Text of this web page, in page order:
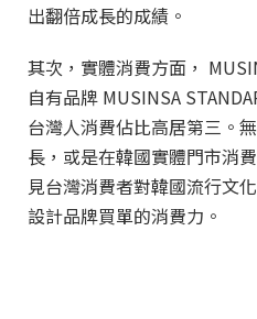
出翻倍成長的成績。
其次，實體消費方面，
自有品牌 MUSINSA
台灣人消費佔比高居第三。
長，或是在韓國實體門市消
見台灣消費者對韓國流行文
設計品牌買單的消費力。